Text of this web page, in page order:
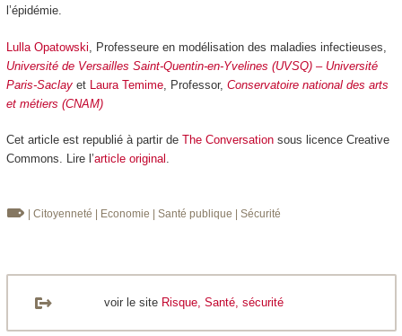
l’épidémie.
Lulla Opatowski , Professeure en modélisation des maladies infectieuses,
Université de Versailles Saint-Quentin-en-Yvelines (UVSQ) – Université
Paris-Saclay et Laura Temime, Professor, Conservatoire national des arts
et métiers (CNAM)
Cet article est republié à partir de The Conversationsous licence Creative
Commons. Lire l’article original .
| Citoyenneté | Economie | Santé publique | Sécurité
voir le site Risque, Santé, sécurité